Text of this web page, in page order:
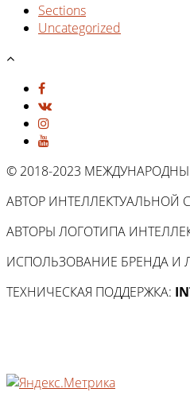
Sections
Uncategorized
© 2018-2023
АВТОР ИНТЕЛЛЕКТУАЛЬНОЙ
АВТОРЫ ЛОГОТИПА
ИСПОЛЬЗОВАНИЕ БРЕНДА И
ТЕХНИЧЕСКАЯ ПОДДЕРЖКА: